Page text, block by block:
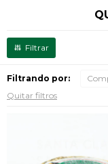
Filtrando por:
Quitar filtros